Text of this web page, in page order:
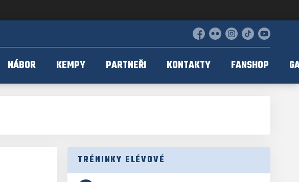
Facebook
Flickr Instagram
TikTokYouTube
NÁBOR KEMPY PARTNEŘI KONTAKTY FANSHOP
TRÉNINKY ELÉVOVÉ